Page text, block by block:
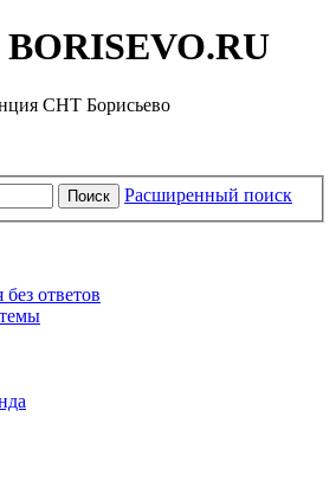
СНТ Борисьево
Поиск Расширенный поиск
ответов